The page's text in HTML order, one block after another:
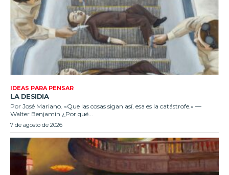
IDEAS PARA PENSAR
LA DESIDIA
Por José Mariano. «Que las cosas sigan así, esa es la catástrofe.» —
Walter Benjamin ¿Por qué...
7 de agosto de 2026